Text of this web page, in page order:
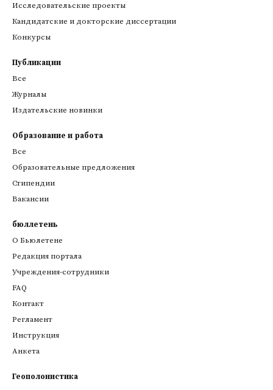
Исследовательские проекты
Кандидатские и докторские диссертации
Конкурсы
Публикации
Все
Журналы
Издательские новинки
Образование и работа
Все
Образовательные предложения
Стипендии
Вакансии
бюллетень
О Бьюлетене
Редакция портала
Учреждения-сотрудники
FAQ
Контакт
Регламент
Инструкция
Анкета
Геополонистика